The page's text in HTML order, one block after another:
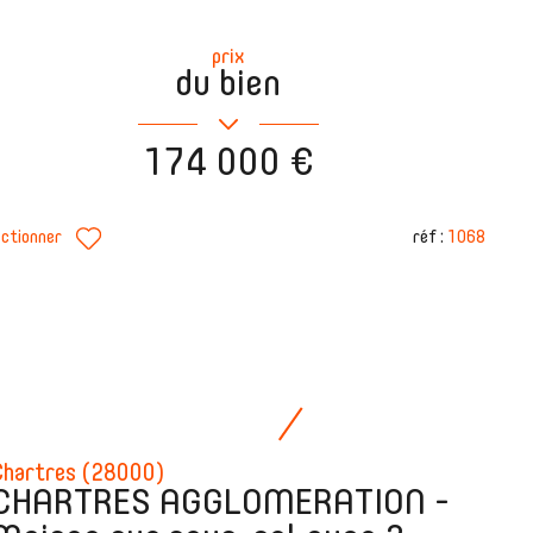
prix
du bien
174 000 €
réf : 1068
(28000)
AGGLOMERATION -